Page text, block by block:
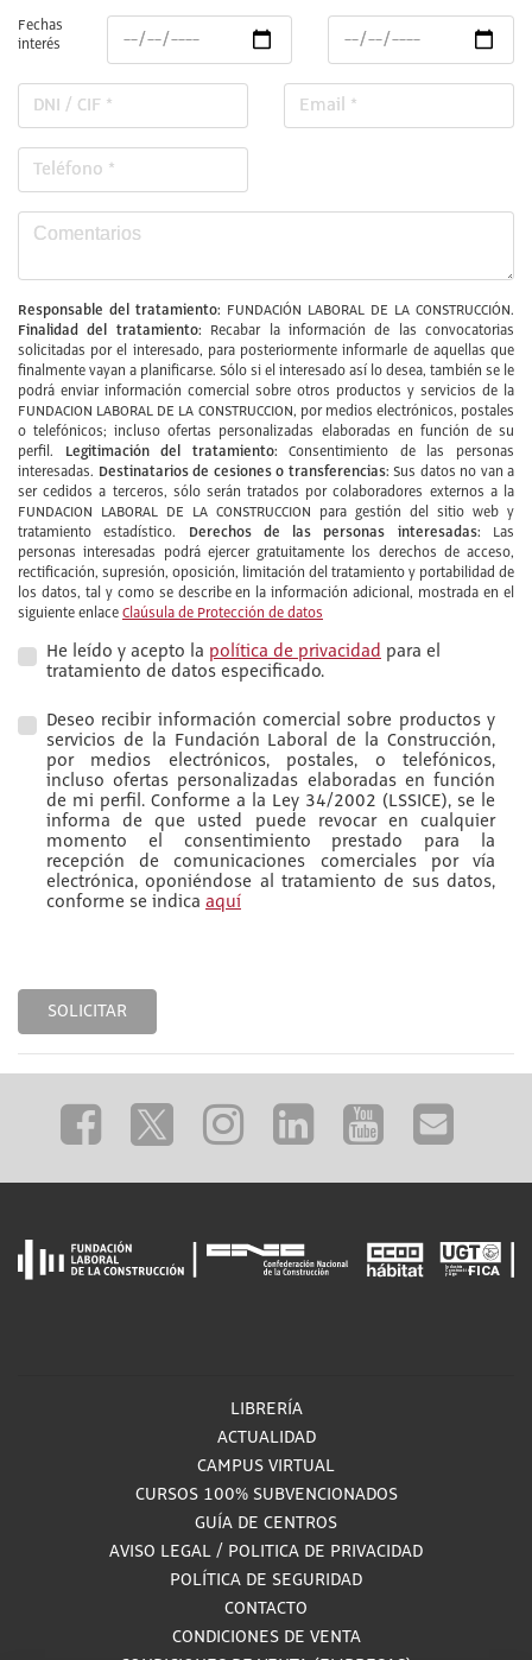
Fechas
interés
Responsable del tratamiento: FUNDACIÓN LABORAL DE LA CONSTRUCCIÓN.
Finalidad del tratamiento: Recabar la información de las convocatorias
solicitadas por el interesado, para posteriormente informarle de aquellas que
finalmente vayan a planificarse. Sólo si el interesado así lo desea, también se le
podrá enviar información comercial sobre otros productos y servicios de la
FUNDACION LABORAL DE LA CONSTRUCCION, por medios electrónicos, postales
o telefónicos; incluso ofertas personalizadas elaboradas en función de su
perfil.
Legitimación del tratamiento: Consentimiento de las personas
interesadas. Destinatarios de cesiones o transferencias: Sus datos no van a
ser cedidos a terceros, sólo serán tratados por colaboradores externos a la
FUNDACION LABORAL DE LA CONSTRUCCION para gestión del sitio web y
tratamiento estadístico.
Derechos de las personas interesadas: Las
personas interesadas podrá ejercer gratuitamente los derechos de acceso,
rectificación, supresión, oposición, limitación del tratamiento y portabilidad de
los datos, tal y como se describe en la información adicional, mostrada en el
siguiente enlace Claúsula de Protección de datos
He leído y acepto la política de privacidad para el
tratamiento de datos especificado.
Deseo recibir información comercial sobre productos y
servicios de la Fundación Laboral de la Construcción,
por medios electrónicos, postales, o telefónicos,
incluso ofertas personalizadas elaboradas en función
de mi perfil. Conforme a la Ley 34/2002 (LSSICE), se le
informa de que usted puede revocar en cualquier
momento el consentimiento prestado para la
recepción de comunicaciones comerciales por vía
electrónica, oponiéndose al tratamiento de sus datos,
conforme se indica aquí
SOLICITAR
LIBRERÍA
ACTUALIDAD
CAMPUS VIRTUAL
CURSOS 100% SUBVENCIONADOS
GUÍA DE CENTROS
AVISO LEGAL / POLITICA DE PRIVACIDAD
POLÍTICA DE SEGURIDAD
CONTACTO
CONDICIONES DE VENTA